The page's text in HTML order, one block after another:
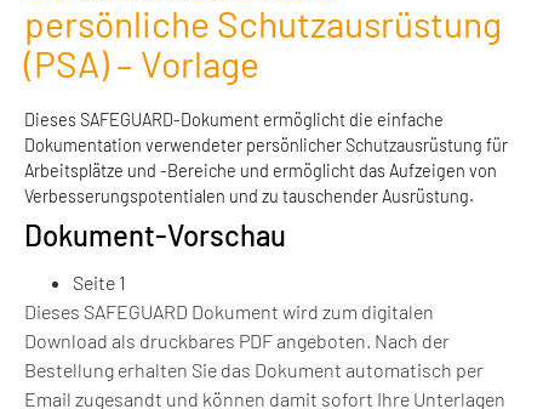
persönliche Schutzausrüstung
(PSA) – Vorlage
Dieses SAFEGUARD-Dokument ermöglicht die einfache
Dokumentation verwendeter persönlicher Schutzausrüstung für
Arbeitsplätze und -Bereiche und ermöglicht das Aufzeigen von
Verbesserungspotentialen und zu tauschender Ausrüstung.
Dokument-Vorschau
Seite 1
Dieses SAFEGUARD Dokument wird zum digitalen
Download als druckbares PDF angeboten. Nach der
Bestellung erhalten Sie das Dokument automatisch per
Email zugesandt und können damit sofort Ihre Unterlagen